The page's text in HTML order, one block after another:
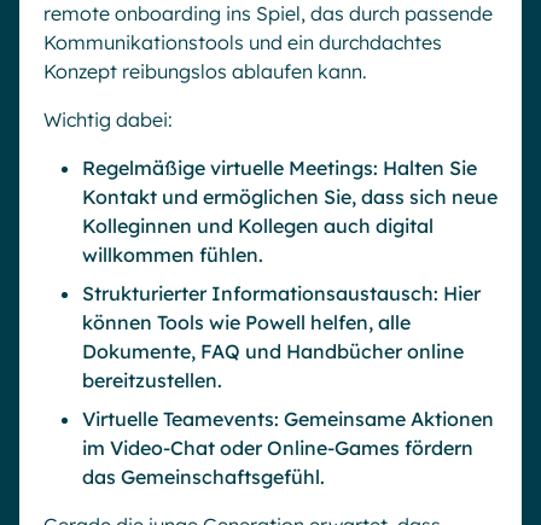
Demo anfordern
remote onboarding ins Spiel, das durch passende
Kommunikationstools und ein durchdachtes
Konzept reibungslos ablaufen kann.
Wichtig dabei:
Regelmäßige virtuelle Meetings: Halten Sie
Kontakt und ermöglichen Sie, dass sich neue
Kolleginnen und Kollegen auch digital
willkommen fühlen.
Strukturierter Informationsaustausch: Hier
können Tools wie Powell helfen, alle
Dokumente, FAQ und Handbücher online
bereitzustellen.
Virtuelle Teamevents: Gemeinsame Aktionen
im Video-Chat oder Online-Games fördern
das Gemeinschaftsgefühl.